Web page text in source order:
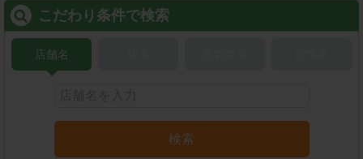
こだわり条件で検索
店舗名
検索